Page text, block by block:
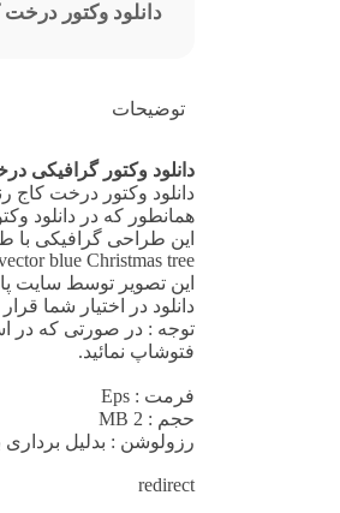
دانلود وکتور
توضیحات
دانلود وکتور
دانلود وکتور درخت کاج
همانطور که در دانلود
این طراحی گرافیکی با
blue Christmas tree
این تصویر توسط سایت
دانلود در اختیار شما
فتوشاپ نمائید.
فرمت : Eps
حجم : 2 MB
رزولوشن : بدلیل
redirect